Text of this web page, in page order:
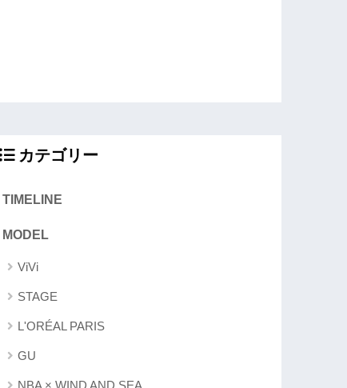
カテゴリー
TIMELINE
MODEL
ViVi
STAGE
L'ORÉAL PARIS
GU
NBA × WIND AND SEA